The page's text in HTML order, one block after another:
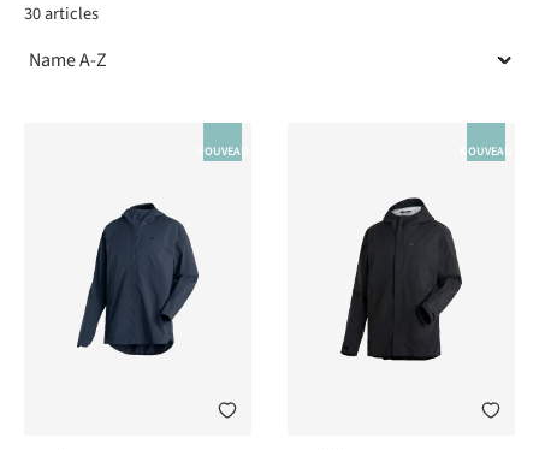
30 articles
NOUVEAU NOUVEAU